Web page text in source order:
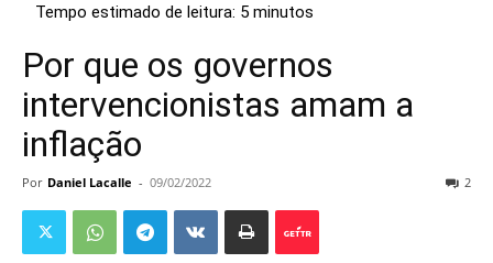
Por que os governos
intervencionistas amam a
inflação
Por Daniel Lacalle - 09/02/2022 2